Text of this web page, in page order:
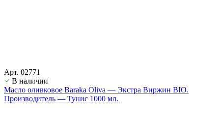
Арт. 02771
В наличии
Масло оливковое Baraka Oliva — Экстра Виржин BIO.
Производитель — Тунис 1000 мл.